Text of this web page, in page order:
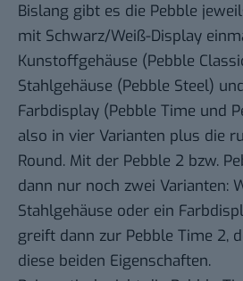
Bislang gibt es die Pebble
mit Schwarz/Weiß-Display
Kunstoffgehäuse (Pebble
Stahlgehäuse (Pebble Steel)
Farbdisplay (Pebble Time und
also in vier Varianten plus die
Round. Mit der Pebble 2 bzw.
dann nur noch zwei Varianten:
Stahlgehäuse oder ein
greift dann zur Pebble Time 2,
diese beiden Eigenschaften.